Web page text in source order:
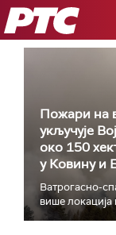
РТС
Пожари на
укључује
око 150
у Ковину и
Ватрогасно-
више